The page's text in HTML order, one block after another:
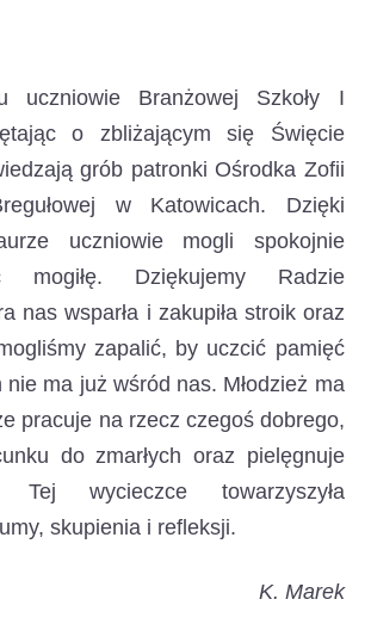
uczniowie Branżowej Szkoły I
o zbliżającym się Święcie
grób patronki Ośrodka Zofii
w Katowicach. Dzięki
uczniowie mogli spokojnie
mogiłę. Dziękujemy Radzie
nas wsparła i zakupiła stroik oraz
zapalić, by uczcić pamięć
ma już wśród nas. Młodzież ma
pracuje na rzecz czegoś dobrego,
do zmarłych oraz pielęgnuje
Tej wycieczce towarzyszyła
skupienia i refleksji.
K. Marek